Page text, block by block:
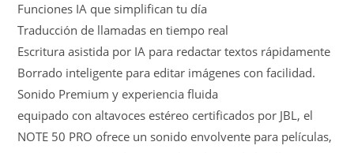
Funciones IA que simplifican tu día
Traducción de llamadas en tiempo real
Escritura asistida por IA para redactar textos rápidamente
Borrado inteligente para editar imágenes con facilidad.
Sonido Premium y experiencia fluida
equipado con altavoces estéreo certificados por JBL, el
NOTE 50 PRO ofrece un sonido envolvente para películas,